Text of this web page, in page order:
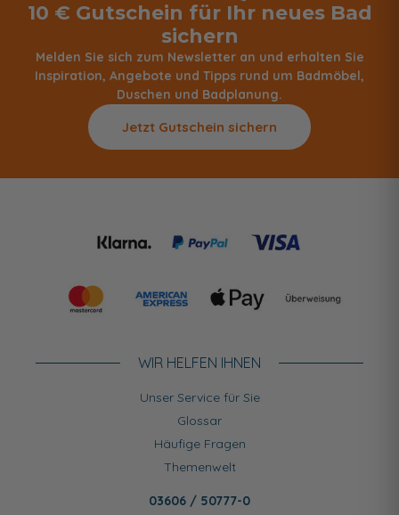
10 € Gutschein für Ihr neues Bad
sichern
Melden Sie sich zum Newsletter an und erhalten Sie
Inspiration, Angebote und Tipps rund um Badmöbel,
Duschen und Badplanung.
Jetzt Gutschein sichern
WIR HELFEN IHNEN
Unser Service für Sie
Glossar
Häufige Fragen
Themenwelt
03606 / 50777-0